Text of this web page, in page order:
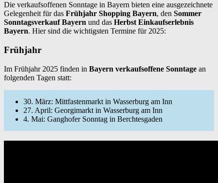
Die verkaufsoffenen Sonntage in Bayern bieten eine ausgezeichnete
Gelegenheit für das Frühjahr Shopping Bayern, den Sommer
Sonntagsverkauf Bayern und das Herbst Einkaufserlebnis
Bayern. Hier sind die wichtigsten Termine für 2025:
Frühjahr
Im Frühjahr 2025 finden in Bayern verkaufsoffene Sonntage an
folgenden Tagen statt:
30. März: Mittfastenmarkt in Wasserburg am Inn
27. April: Georgimarkt in Wasserburg am Inn
4. Mai: Ganghofer Sonntag in Berchtesgaden